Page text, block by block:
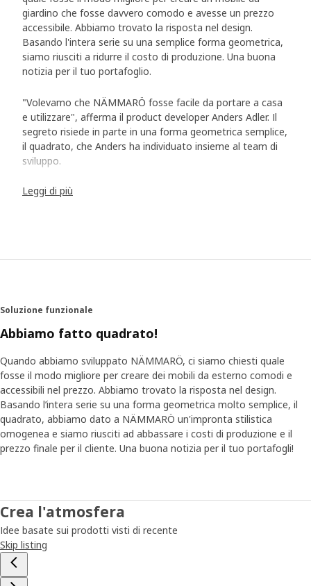
giardino che fosse davvero comodo e avesse un prezzo
accessibile. Abbiamo trovato la risposta nel design.
Basando l'intera serie su una semplice forma geometrica,
siamo riusciti a ridurre il costo di produzione. Una buona
notizia per il tuo portafoglio.
"Volevamo che NÄMMARÖ fosse facile da portare a casa
e utilizzare", afferma il product developer Anders Adler. Il
segreto risiede in parte in una forma geometrica semplice,
il quadrato, che Anders ha individuato insieme al team di
sviluppo.
Un unico stile, tante possibilità
ai tavoli. "La struttura conferisce a NÄMMARÖ uno stile
possono essere imballati facilmente in pacchi piatti". Ciò
contribuisce a ridurre il prezzo e a risparmiare spazio
prezioso durante il trasporto dalla fabbrica alla casa del
cliente.
Crea la tua oasi personale
La serie NÄMMARÖ include lettini e sedie per lunghe
giornate di relax, divani per molti ospiti e tavoli per cene
romantiche o famiglie numerose. "È facile trovare la
soluzione adatta a te e alle tue esigenze. NÄMMARÖ offre
puoi spostarli facilmente quando vuoi fare spazio ad altri
ospiti o devi mettere tutto via al termine della bella
stagione. "È una di quelle cose piccole ma importanti che
rendono più comoda la vita di ogni giorno sul terrazzo o
Leggi di più
Soluzione funzionale
Abbiamo fatto quadrato!
Quando abbiamo sviluppato NÄMMARÖ, ci siamo chiesti quale
fosse il modo migliore per creare dei mobili da esterno comodi e
accessibili nel prezzo. Abbiamo trovato la risposta nel design.
Basando l’intera serie su una forma geometrica molto semplice, il
quadrato, abbiamo dato a NÄMMARÖ un'impronta stilistica
omogenea e siamo riusciti ad abbassare i costi di produzione e il
prezzo finale per il cliente. Una buona notizia per il tuo portafogli!
Crea l'atmosfera
Idee basate sui prodotti visti di recente
Skip listing